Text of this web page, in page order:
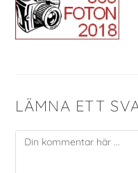
LÄMNA ETT